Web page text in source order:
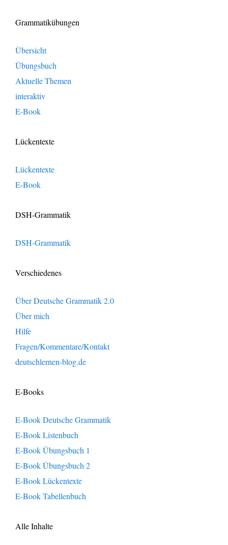
Grammatikübungen
Übersicht
Übungsbuch
Aktuelle Themen
interaktiv
E-Book
Lückentexte
Lückentexte
E-Book
DSH-Grammatik
DSH-Grammatik
Verschiedenes
Über Deutsche Grammatik 2.0
Über mich
Hilfe
Fragen/Kommentare/Kontakt
deutschlernen-blog.de
E-Books
E-Book Deutsche Grammatik
E-Book Listenbuch
E-Book Übungsbuch 1
E-Book Übungsbuch 2
E-Book Lückentexte
E-Book Tabellenbuch
Alle Inhalte